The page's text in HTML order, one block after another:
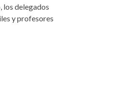
los delegados
y profesores